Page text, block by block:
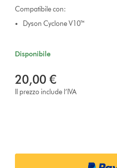
Compatibile con:
Dyson Cyclone V10™
Disponibile
20,00 €
Il prezzo include l’IVA